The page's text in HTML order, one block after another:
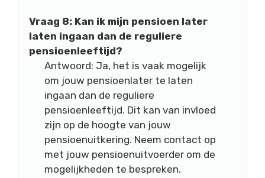
Vraag 8: Kan ik mijn pensioen later
laten ingaan dan de reguliere
pensioenleeftijd?
Antwoord: Ja, het is vaak mogelijk
om jouw pensioenlater te laten
ingaan dan de reguliere
pensioenleeftijd. Dit kan van invloed
zijn op de hoogte van jouw
pensioenuitkering. Neem contact op
met jouw pensioenuitvoerder om de
mogelijkheden te bespreken.